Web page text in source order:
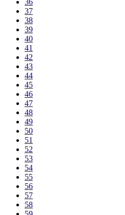
37
38
39
40
41
42
43
44
45
46
47
48
49
50
51
52
53
54
55
56
57
58